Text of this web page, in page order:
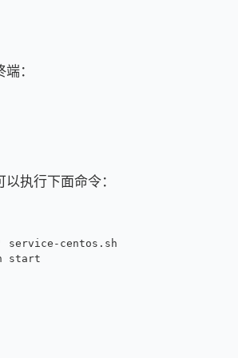
：
执行下面命令：
centos.sh
start